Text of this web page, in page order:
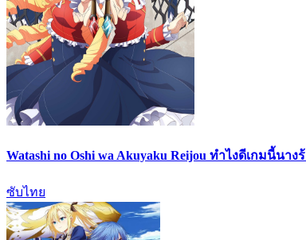
Watashi no Oshi wa Akuyaku Reijou ทำไงดีเกมนี้นา
ซับไทย